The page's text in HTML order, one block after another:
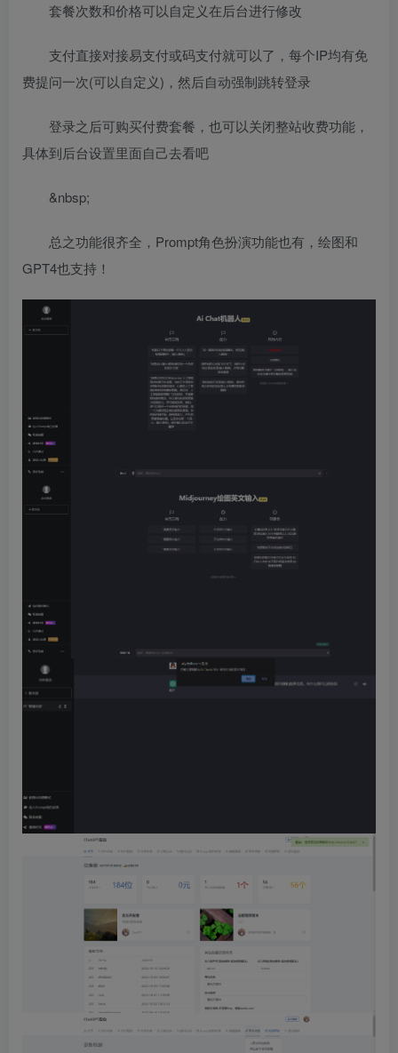
套餐次数和价格可以自定义在后台进行修改
支付直接对接易支付或码支付就可以了，每个IP均有免
费提问一次(可以自定义)，然后自动强制跳转登录
登录之后可购买付费套餐，也可以关闭整站收费功能，
具体到后台设置里面自己去看吧
&nbsp;
总之功能很齐全，Prompt角色扮演功能也有，绘图和
GPT4也支持！